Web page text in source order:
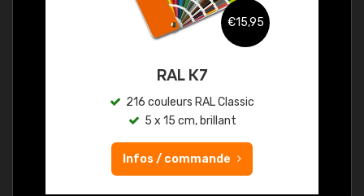
€15,95
RAL K7
216 couleurs RAL Classic
5 x 15 cm, brillant
Infos / commande